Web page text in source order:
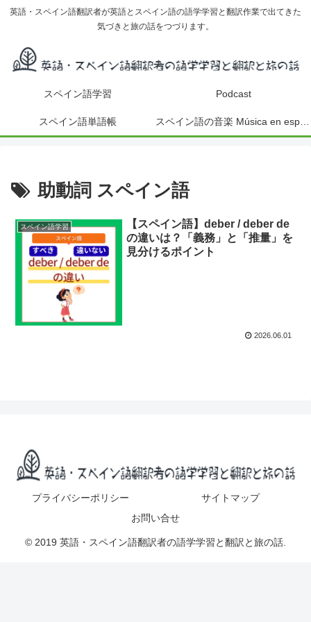
英語・スペイン語翻訳者が英語とスペイン語の語学学習と翻訳作業で出てきた
気づきと旅の話をつづります。
スペイン語学習 Podcast
スペイン語単語帳
助動詞 スペイン語
スペイン語学習
【スペイン語】deber / deber de
の違いは？「義務」と「推量」を
見分けるポイント
2026.06.01
プライバシーポリシー
サイトマップ
お問い合せ
© 2019 英語・スペイン語翻訳者の語学学習と翻訳と旅の話.